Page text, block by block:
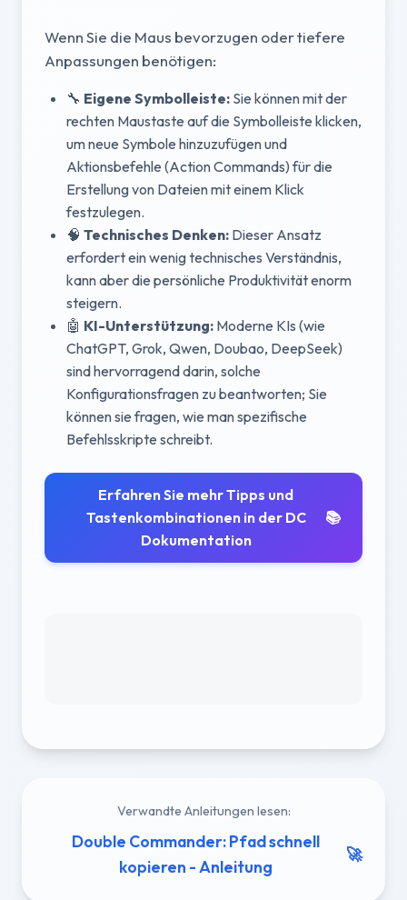
Wenn Sie die Maus bevorzugen oder tiefere
Anpassungen benötigen:
🔧 Eigene Symbolleiste: Sie können mit der
rechten Maustaste auf die Symbolleiste klicken,
um neue Symbole hinzuzufügen und
Aktionsbefehle (Action Commands) für die
Erstellung von Dateien mit einem Klick
festzulegen.
🧠 Technisches Denken: Dieser Ansatz
erfordert ein wenig technisches Verständnis,
kann aber die persönliche Produktivität enorm
steigern.
🤖 KI-Unterstützung: Moderne KIs (wie
ChatGPT, Grok, Qwen, Doubao, DeepSeek)
sind hervorragend darin, solche
Konfigurationsfragen zu beantworten; Sie
können sie fragen, wie man spezifische
Befehlsskripte schreibt.
Erfahren Sie mehr Tipps und
Tastenkombinationen in der DC
Dokumentation
📚
Verwandte Anleitungen lesen:
Double Commander: Pfad schnell
kopieren - Anleitung
🚀